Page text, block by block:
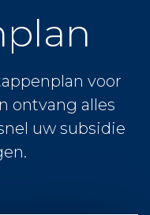
voor
ontvang alles
uw subsidie